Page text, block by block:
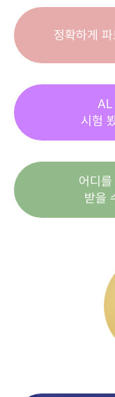
정확하게
AL
시험
어디
받을